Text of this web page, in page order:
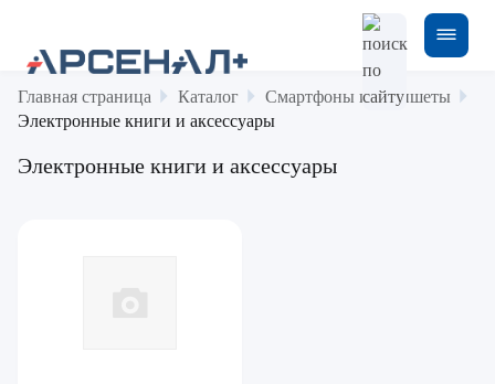
Главная страница Каталог
Смартфоны и планшеты
Электронные книги и аксессуары
Электронные книги и аксессуары